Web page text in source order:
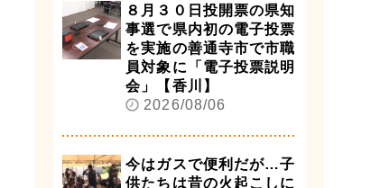
８月３０日投開票の県知
事選で県内初の電子投票
を実施の善通寺市で市職
員対象に「電子投票説明
会」【香川】
2026/08/06
今はガスで便利だが…子
供たちは昔の火起こしに